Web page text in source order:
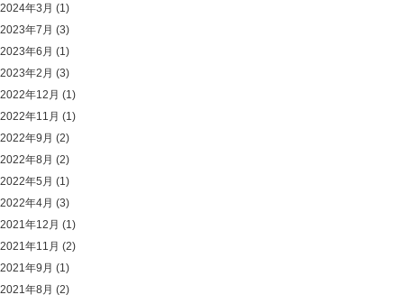
2024年3月 (1)
2023年7月 (3)
2023年6月 (1)
2023年2月 (3)
2022年12月 (1)
2022年11月 (1)
2022年9月 (2)
2022年8月 (2)
2022年5月 (1)
2022年4月 (3)
2021年12月 (1)
2021年11月 (2)
2021年9月 (1)
2021年8月 (2)